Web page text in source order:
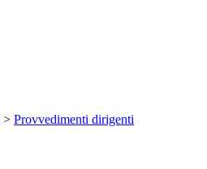
> Provvedimenti dirigenti